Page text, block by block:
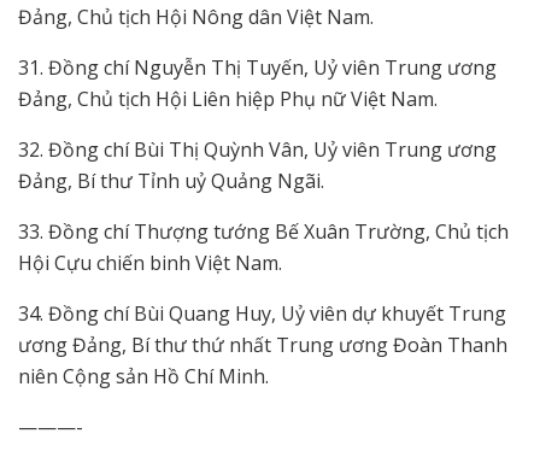
Đảng, Chủ tịch Hội Nông dân Việt Nam.
31. Đồng chí Nguyễn Thị Tuyến, Uỷ viên Trung ương
Đảng, Chủ tịch Hội Liên hiệp Phụ nữ Việt Nam.
32. Đồng chí Bùi Thị Quỳnh Vân, Uỷ viên Trung ương
Đảng, Bí thư Tỉnh uỷ Quảng Ngãi.
33. Đồng chí Thượng tướng Bế Xuân Trường, Chủ tịch
Hội Cựu chiến binh Việt Nam.
34. Đồng chí Bùi Quang Huy, Uỷ viên dự khuyết Trung
ương Đảng, Bí thư thứ nhất Trung ương Đoàn Thanh
niên Cộng sản Hồ Chí Minh.
———-